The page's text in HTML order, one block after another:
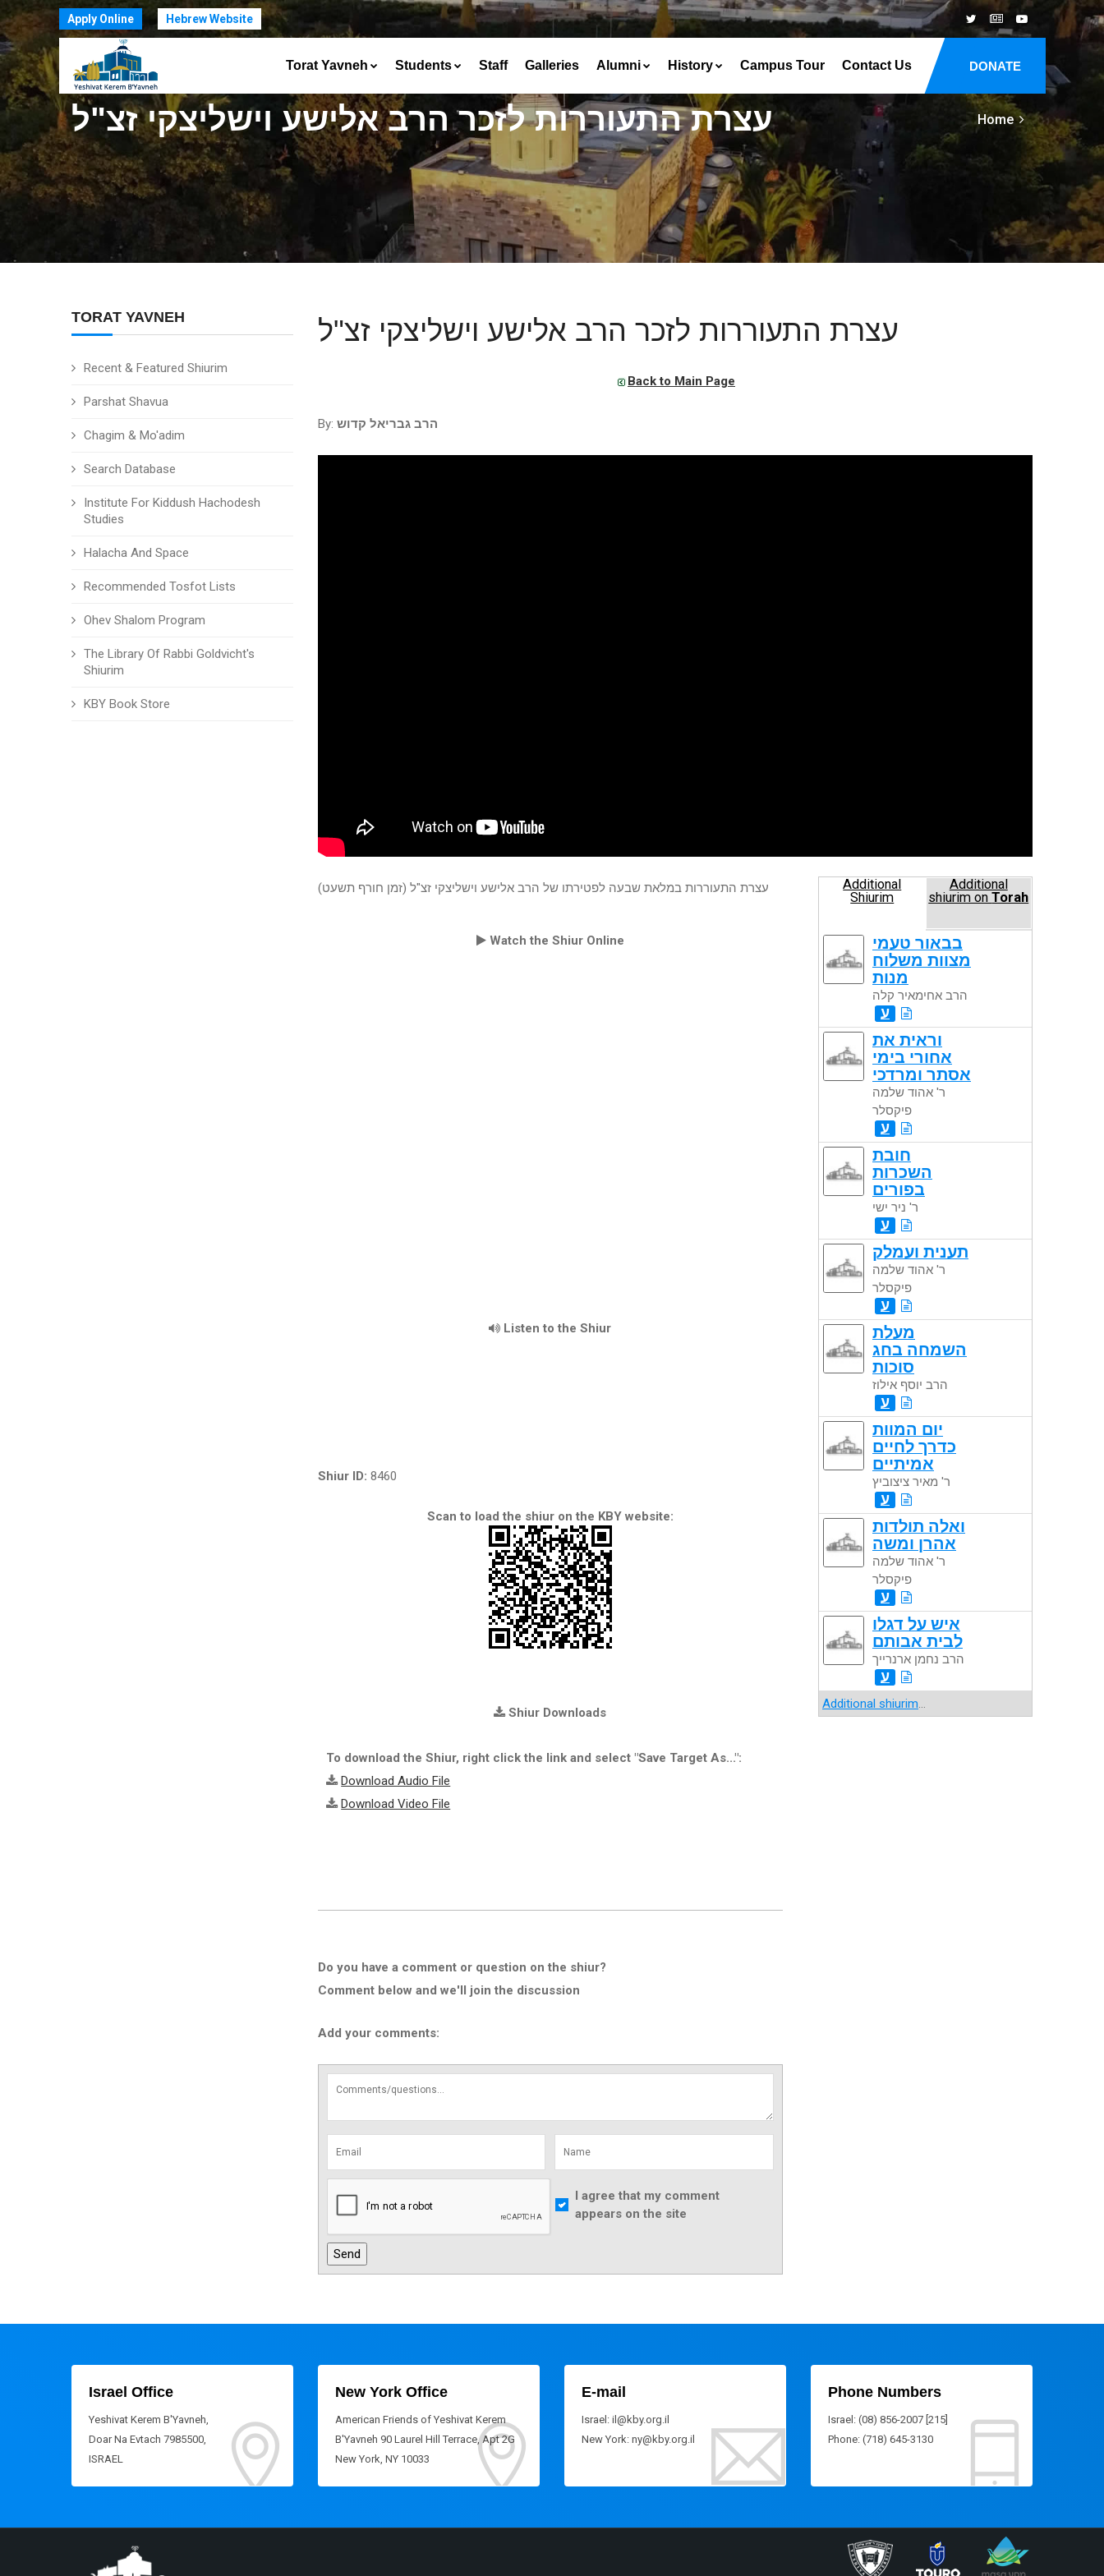
Apply Online Hebrew Website
DONATE
Torat Yavneh Students Staff Galleries Alumni History Campus Tour Contact Us
עצרת התעוררות לזכר הרב אלישע וישליצקי זצ"ל Home
TORAT YAVNEH
Recent & Featured Shiurim
Parshat Shavua
Chagim & Mo'adim
Search Database
Institute For Kiddush Hachodesh
Studies
Halacha And Space
Recommended Tosfot Lists
Ohev Shalom Program
The Library Of Rabbi Goldvicht's
Shiurim
KBY Book Store
עצרת התעוררות לזכר הרב אלישע וישליצקי זצ"ל
Back to Main Page
By: הרב גבריאל קדוש
עצרת התעוררות במלאת שבעה לפטירתו של הרב אלישע וישליצקי זצ"ל (זמן חורף תשעט)
Watch the Shiur Online
Listen to the Shiur
Shiur ID: 8460
Scan to load the shiur on the KBY website:
Shiur Downloads
To download the Shiur, right click the link and select "Save Target As...":
Download Audio File
Download Video File
Do you have a comment or question on the shiur?
Comment below and we'll join the discussion
Add your comments:
I agree that my comment
appears on the site
Additional
Shiurim
Additional
shiurim onTorah
בבאור טעמי
מצוות משלוח
מנות
הרב אחימאיר קלה
ע
וראית את
אחורי בימי
אסתר ומרדכי
ר' אהוד שלמה
פיקסלר
ע
חובת
השכרות
בפורים
ר' ניר ישי
ע
תענית ועמלק
ר' אהוד שלמה
פיקסלר
ע
מעלת
השמחה בחג
סוכות
הרב יוסף אילוז
ע
יום המוות
כדרך לחיים
אמיתיים
ר' מאיר ציצוביץ
ע
ואלה תולדות
אהרן ומשה
ר' אהוד שלמה
פיקסלר
ע
איש על דגלו
לבית אבותם
הרב נחמן ארנרייך
ע
Additional shiurim...
Israel Office
Yeshivat Kerem B'Yavneh,
Doar Na Evtach 7985500,
ISRAEL
New York Office
American Friends of Yeshivat Kerem
B'Yavneh 90 Laurel Hill Terrace, Apt 2G
New York, NY 10033
E-mail
Israel: il@kby.org.il
New York: ny@kby.org.il
Phone Numbers
Israel: (08) 856-2007 [215]
Phone: (718) 645-3130